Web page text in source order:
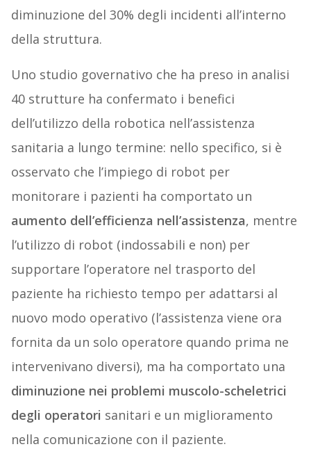
diminuzione del 30% degli incidenti all’interno
della struttura.
Uno studio governativo che ha preso in analisi
40 strutture ha confermato i benefici
dell’utilizzo della robotica nell’assistenza
sanitaria a lungo termine: nello specifico, si è
osservato che l’impiego di robot per
monitorare i pazienti ha comportato un
aumento dell’efficienza nell’assistenza, mentre
l’utilizzo di robot (indossabili e non) per
supportare l’operatore nel trasporto del
paziente ha richiesto tempo per adattarsi al
nuovo modo operativo (l’assistenza viene ora
fornita da un solo operatore quando prima ne
intervenivano diversi), ma ha comportato una
diminuzione nei problemi muscolo-scheletrici
degli operatori sanitari e un miglioramento
nella comunicazione con il paziente.